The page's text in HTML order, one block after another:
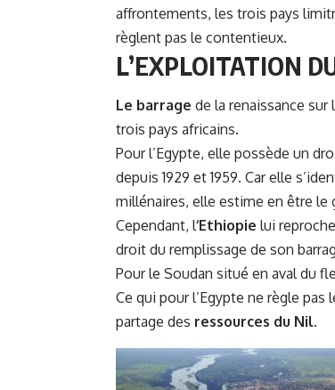
affrontements, les trois pays
règlent pas le contentieux.
L’EXPLOITATION
Le barrage de la renaissance
trois pays africains.
Pour l’Egypte, elle possède un
depuis 1929 et 1959. Car elle
millénaires, elle estime en être le
Cependant, l‘Ethiopie lui
droit du remplissage de son
Pour le Soudan situé en aval du
Ce qui pour l’Egypte ne règle
partage des ressources du Nil.